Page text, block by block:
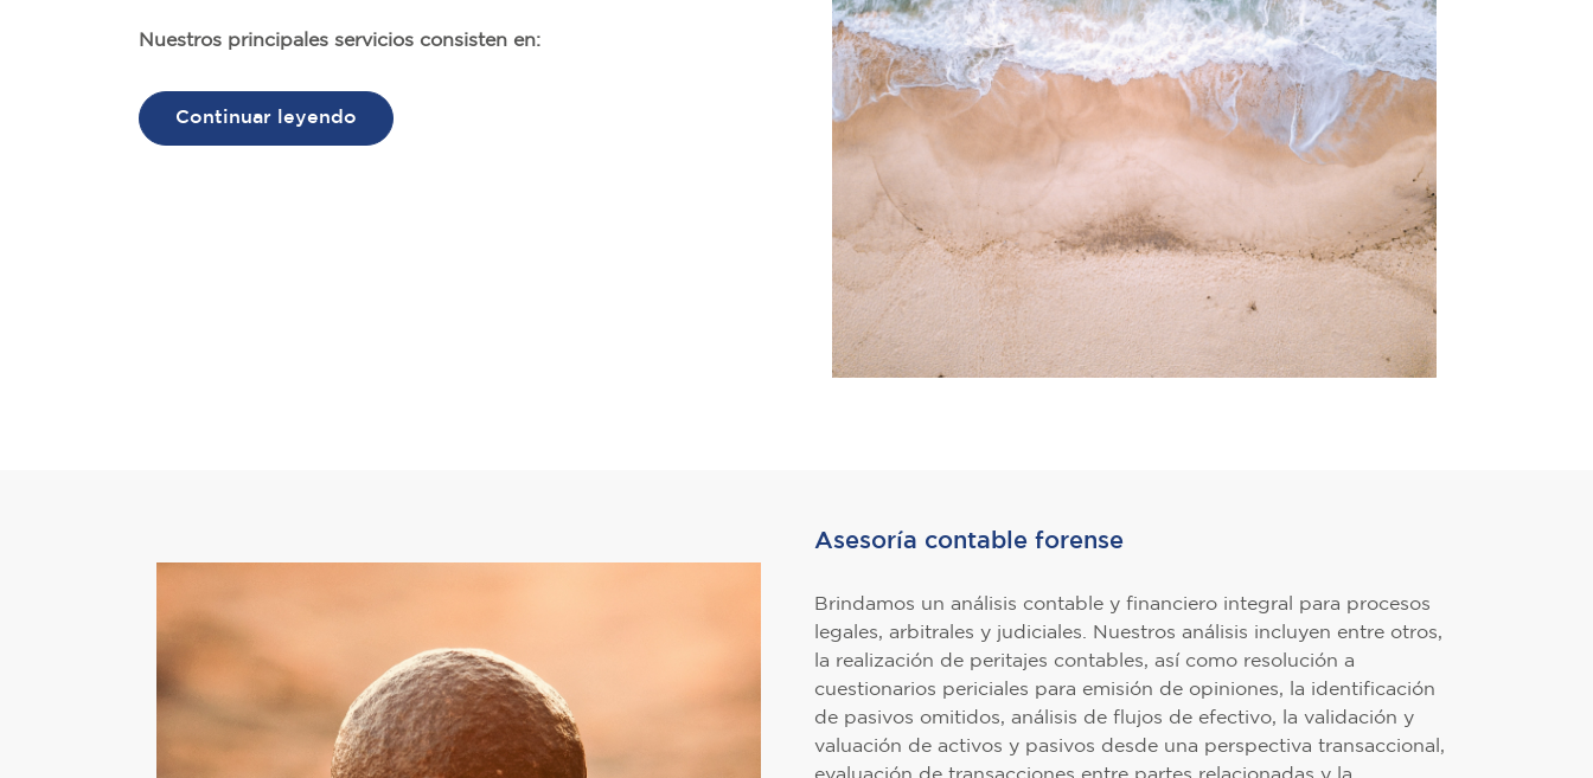
Nuestros principales servicios consisten en:
Continuar leyendo
Asesoría contable forense
Brindamos un análisis contable y financiero integral para procesos
legales, arbitrales y judiciales. Nuestros análisis incluyen entre otros,
la realización de peritajes contables, así como resolución a
cuestionarios periciales para emisión de opiniones, la identificación
de pasivos omitidos, análisis de flujos de efectivo, la validación y
valuación de activos y pasivos desde una perspectiva transaccional,